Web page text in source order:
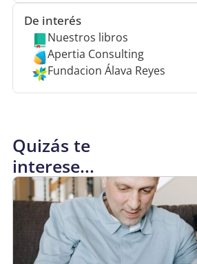
De interés
Nuestros libros
Apertia Consulting
Fundacion Álava Reyes
Quizás te
interese...